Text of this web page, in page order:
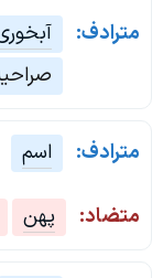
مترادف:
مترادف: اسم
متضاد: پهن